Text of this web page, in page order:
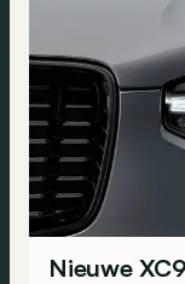
Nieuwe